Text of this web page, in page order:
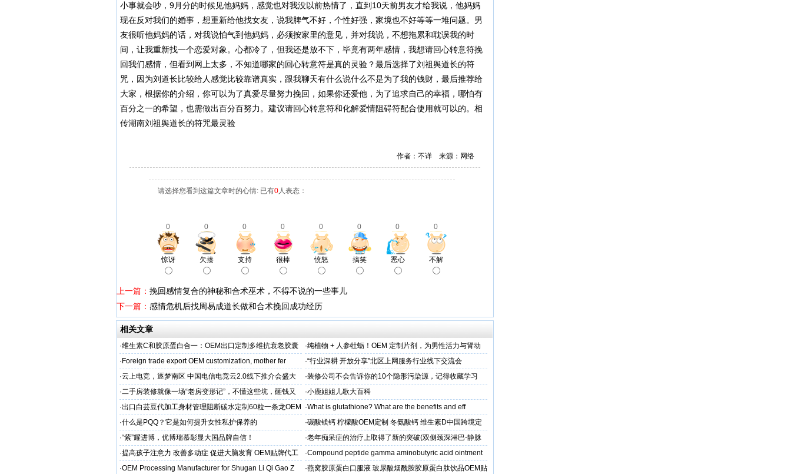
小事就会吵，9月分的时候见他妈妈，感觉也对我没以前热情了，直到10天前男友才给我说，他妈妈
现在反对我们的婚事，想重新给他找女友，说我脾气不好，个性好强，家境也不好等等一堆问题。男
友很听他妈妈的话，对我说怕气到他妈妈，必须按家里的意见，并对我说，不想拖累和耽误我的时
间，让我重新找一个恋爱对象。心都冷了，但我还是放不下，毕竟有两年感情，我想请回心转意符挽
回我们感情，但看到网上太多，不知道哪家的回心转意符是真的灵验？最后选择了刘祖舆道长的符
咒，因为刘道长比较给人感觉比较靠谱真实，跟我聊天有什么说什么不是为了我的钱财，最后推荐给
大家，根据你的介绍，你可以为了真爱尽量努力挽回，如果你还爱他，为了追求自己的幸福，哪怕有
百分之一的希望，也需做出百分百努力。建议请回心转意符和化解爱情阻碍符配合使用就可以的。相
传湖南刘祖舆道长的符咒最灵验
作者：不详 来源：网络
请选择您看到这篇文章时的心情: 已有0人表态：
0 0 0 0 0 0 0 0
惊讶 欠揍 支持 很棒 愤怒 搞笑 恶心 不解
上一篇： 挽回感情复合的神秘和合术巫术，不得不说的一些事儿
下一篇： 感情危机后找周易成道长做和合术挽回成功经历
相关文章
·维生素C和胶原蛋白合一：OEM出口定制多维抗衰老胶囊 ·纯植物 + 人参牡蛎！OEM 定制片剂，为男性活力与肾动
力保驾护航
· Foreign trade export OEM customization, mother fer ·“行业深耕 开放分享”北区上网服务行业线下交流会
·云上电竞，逐梦南区 中国电信电竞云2.0线下推介会盛大
启幕
·装修公司不会告诉你的10个隐形污染源，记得收藏学习
·二手房装修就像一场“老房变形记”，不懂这些坑，砸钱又
糟心！看完这篇再开工
·小鹿姐姐儿歌大百科
·出口白芸豆代加工身材管理阻断碳水定制60粒一条龙OEM
贴牌
·What is glutathione? What are the benefits and eff
·什么是PQQ？它是如何提升女性私护保养的 ·碳酸镁钙 柠檬酸OEM定制 冬氨酸钙 维生素D中国跨境定
制
·“紫”耀进博，优博瑞慕彰显大国品牌自信！ ·老年痴呆症的治疗上取得了新的突破(双侧颈深淋巴-静脉
吻合术)
·提高孩子注意力 改善多动症 促进大脑发育 OEM贴牌代工 ·Compound peptide gamma aminobutyric acid ointment
·OEM Processing Manufacturer for Shugan Li Qi Gao Z ·燕窝胶原蛋白口服液 玻尿酸烟酰胺胶原蛋白肽饮品OEM贴